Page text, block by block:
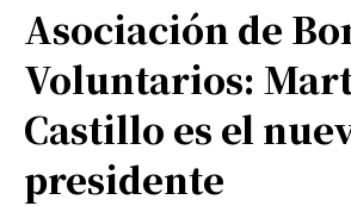
Asociación de
Voluntarios:
Castillo es el
presidente